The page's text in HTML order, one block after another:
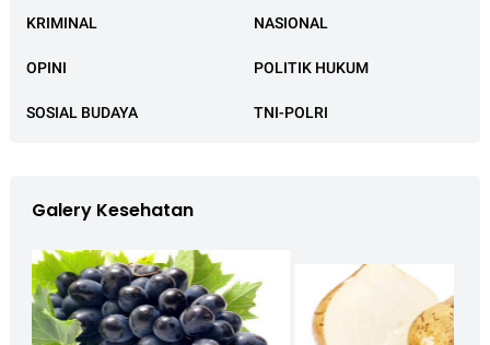
KRIMINAL NASIONAL
OPINI POLITIK HUKUM
SOSIAL BUDAYA TNI-POLRI
Galery Kesehatan